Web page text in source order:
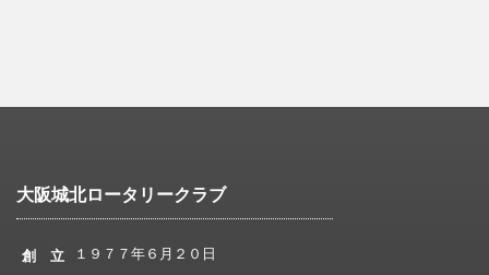
大阪城北ロータリークラブ
創 立
１９７７年６月２０日